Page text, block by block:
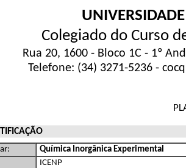
Colegiado do Curso
Rua 20, 1600 - Bloco 1C - 1º
Telefone: (34) 3271-5236 -
Química Inorgânica Experimental
ICENP